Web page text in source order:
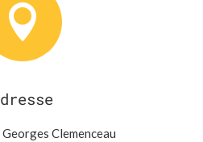

Clemenceau